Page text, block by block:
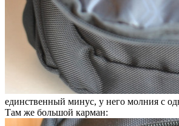
единственный минус, у него молния с
Там же большой карман: